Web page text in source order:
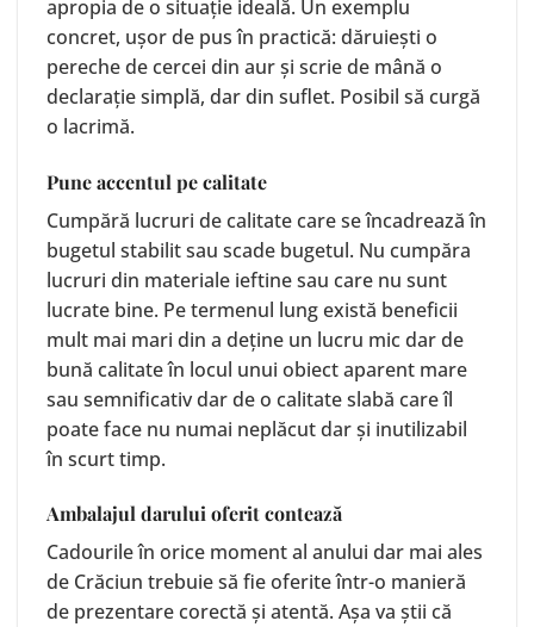
apropia de o situație ideală. Un exemplu
concret, ușor de pus în practică: dăruiești o
pereche decercei din aurși scrie de mână o
declarație simplă, dar din suflet. Posibil să curgă
o lacrimă.
Pune accentul pe calitate
Cumpără lucruri de calitate care se încadrează în
bugetul stabilit sau scade bugetul. Nu cumpăra
lucruri din materiale ieftine sau care nu sunt
lucrate bine. Pe termenul lung există beneficii
mult mai mari din a deține un lucru mic dar de
bună calitate în locul unui obiect aparent mare
sau semnificativ dar de o calitate slabă care îl
poate face nu numai neplăcut dar și inutilizabil
în scurt timp.
Ambalajul darului oferit contează
Cadourile în orice moment al anului dar mai ales
de Crăciun trebuie să fie oferite într-o manieră
de prezentare corectă și atentă. Așa va știi că